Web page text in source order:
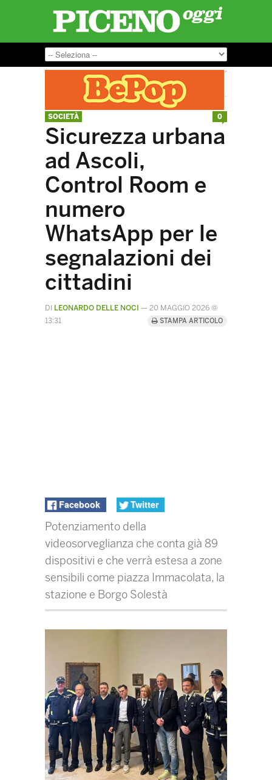
SOCIETÀ
Sicurezza urbana
ad Ascoli,
Control Room e
numero
WhatsApp per le
segnalazioni dei
cittadini
DI LEONARDO DELLE NOCI — 20 MAGGIO 2026 @
13:31
STAMPA ARTICOLO
Facebook Twitter
Potenziamento della
videosorveglianza che conta già 89
dispositivi e che verrà estesa a zone
sensibili come piazza Immacolata, la
stazione e Borgo Solestà
0